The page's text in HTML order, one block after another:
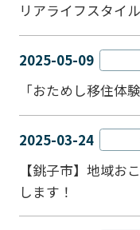
リアライフスタイ
2025-05-09
「おためし移住体
2025-03-24
【銚子市】地域お
します！